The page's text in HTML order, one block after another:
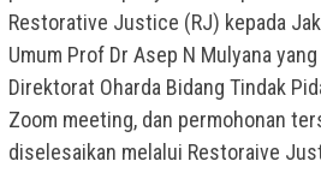
Restorative Justice (RJ) kepada
Umum Prof Dr Asep N Mulyana
Direktorat Oharda Bidang Tindak
Zoom meeting, dan permohonan
diselesaikan melalui Restoraive